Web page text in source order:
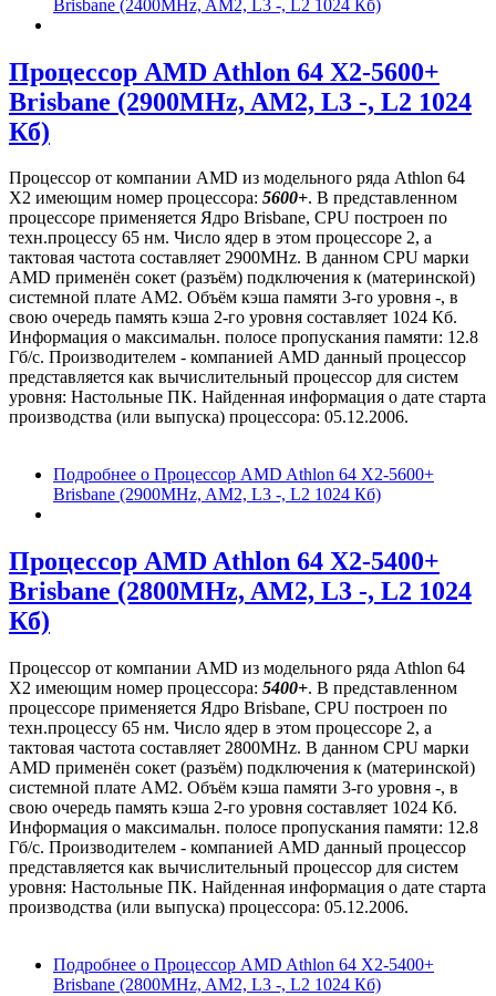
Brisbane (2400MHz, AM2, L3 -, L2 1024 Кб)
Процессор AMD Athlon 64 X2-5600+
Brisbane (2900MHz, AM2, L3 -, L2 1024
Кб)
Процессор от компании AMD из модельного ряда Athlon 64
X2 имеющим номер процессора: 5600+. В представленном
процессоре применяется Ядро Brisbane, CPU построен по
техн.процессу 65 нм. Число ядер в этом процессоре 2, а
тактовая частота составляет 2900MHz. В данном CPU марки
AMD применён сокет (разъём) подключения к (материнской)
системной плате AM2. Объём кэша памяти 3-го уровня -, в
свою очередь память кэша 2-го уровня составляет 1024 Кб.
Информация о максимальн. полосе пропускания памяти: 12.8
Гб/с. Производителем - компанией AMD данный процессор
представляется как вычислительный процессор для систем
уровня: Настольные ПК. Найденная информация о дате старта
производства (или выпуска) процессора: 05.12.2006.
Подробнее о Процессор AMD Athlon 64 X2-5600+
Brisbane (2900MHz, AM2, L3 -, L2 1024 Кб)
Процессор AMD Athlon 64 X2-5400+
Brisbane (2800MHz, AM2, L3 -, L2 1024
Кб)
Процессор от компании AMD из модельного ряда Athlon 64
X2 имеющим номер процессора: 5400+. В представленном
процессоре применяется Ядро Brisbane, CPU построен по
техн.процессу 65 нм. Число ядер в этом процессоре 2, а
тактовая частота составляет 2800MHz. В данном CPU марки
AMD применён сокет (разъём) подключения к (материнской)
системной плате AM2. Объём кэша памяти 3-го уровня -, в
свою очередь память кэша 2-го уровня составляет 1024 Кб.
Информация о максимальн. полосе пропускания памяти: 12.8
Гб/с. Производителем - компанией AMD данный процессор
представляется как вычислительный процессор для систем
уровня: Настольные ПК. Найденная информация о дате старта
производства (или выпуска) процессора: 05.12.2006.
Подробнее о Процессор AMD Athlon 64 X2-5400+
Brisbane (2800MHz, AM2, L3 -, L2 1024 Кб)